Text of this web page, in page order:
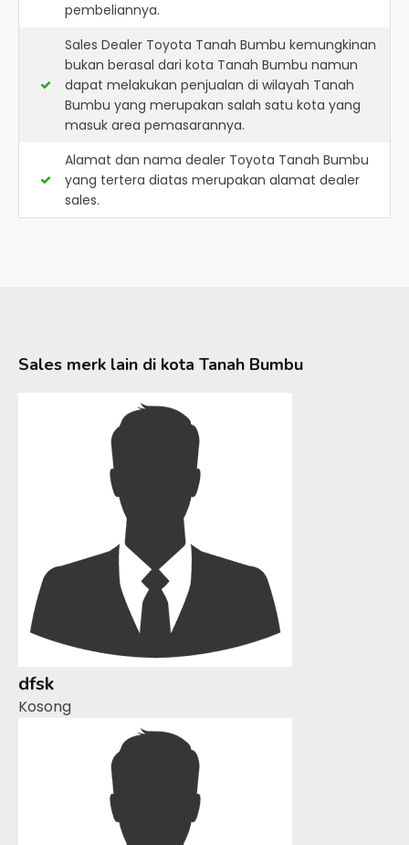
pembeliannya.
Sales Dealer Toyota Tanah Bumbu kemungkinan
bukan berasal dari kota Tanah Bumbu namun
dapat melakukan penjualan di wilayah Tanah
Bumbu yang merupakan salah satu kota yang
masuk area pemasarannya.
Alamat dan nama dealer Toyota Tanah Bumbu
yang tertera diatas merupakan alamat dealer
sales.
Sales merk lain di kota Tanah Bumbu
dfsk
Kosong